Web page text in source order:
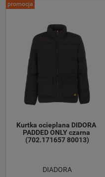
Kurtka ocieplana DIDORA
PADDED ONLY czarna
(702.171657 80013)
DIADORA
promocja